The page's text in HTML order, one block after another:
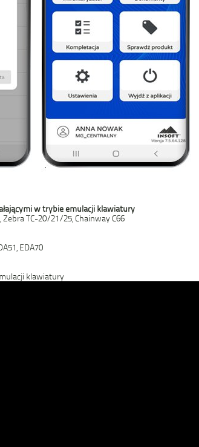
w trybie emulacji klawiatury
Zebra TC-20/21/25, Chainway C66
EDA70
klawiatury